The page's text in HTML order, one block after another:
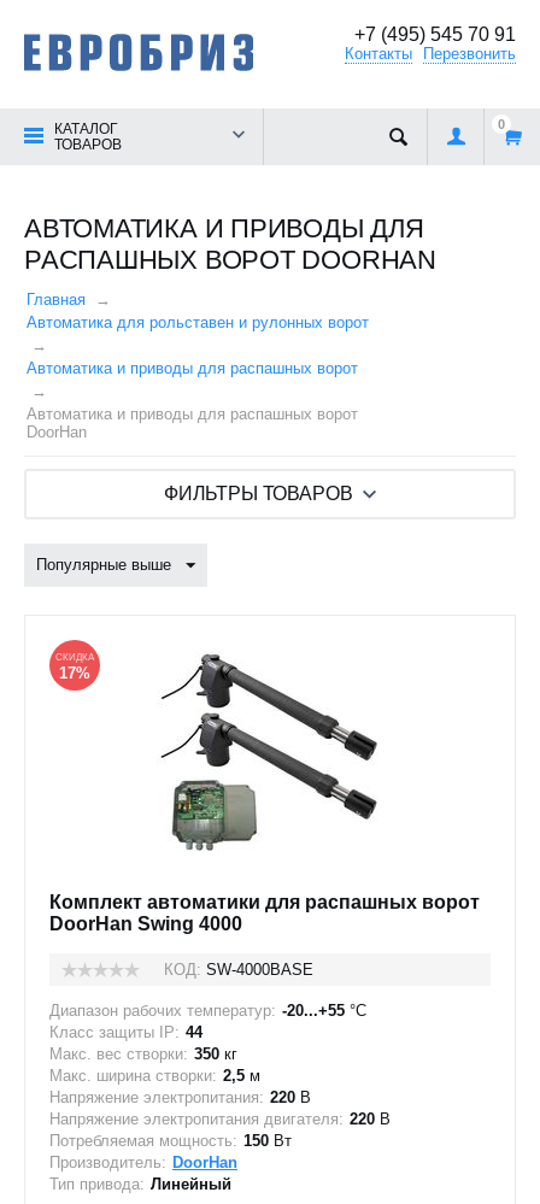
+7 (495) 545 70 91
Контакты Перезвонить
КАТАЛОГ
ТОВАРОВ
0
АВТОМАТИКА И ПРИВОДЫ ДЛЯ
РАСПАШНЫХ ВОРОТ DOORHAN
Главная
Автоматика для рольставен и рулонных ворот
Автоматика и приводы для распашных ворот
Автоматика и приводы для распашных ворот
DoorHan
ФИЛЬТРЫ ТОВАРОВ
Популярные выше
СКИДКА
17%
Комплект автоматики для распашных ворот
DoorHan Swing 4000
КОД: SW-4000BASE
Диапазон рабочих температур: -20...+55 °C
Класс защиты IP: 44
Макс. вес створки: 350 кг
Макс. ширина створки: 2,5 м
Напряжение электропитания: 220 В
Напряжение электропитания двигателя: 220 В
Потребляемая мощность: 150 Вт
Производитель: DoorHan
Тип привода: Линейный